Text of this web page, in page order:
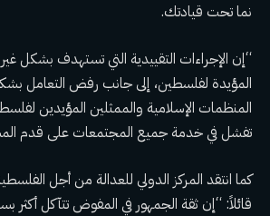
نما تحت قيادتك.
“إن الإجراءات التقييدية التي تستهدف بشكل
المؤيدة لفلسطين، إلى جانب رفض التعامل
المنظمات الإسلامية والممثلين المؤيدين
تفشل في خدمة جميع المجتمعات على قدم
قائلاً: “إن ثقة الجمهور في المفوض تتآكل أكثر